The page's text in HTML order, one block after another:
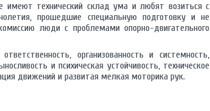
технический склад ума и любят возиться с
прошедшие специальную подготовку и не
люди с проблемами опорно-двигательного
организованность и системность,
и психическая устойчивость, техническое
движений и развитая мелкая моторика рук.